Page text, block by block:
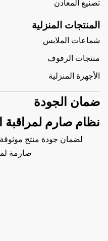
تصنيع المعادن
المنتجات المنزلية
شماعات الملابس
منتجات الرفوف
الأجهزة المنزلية
ضمان الجودة
نظام صارم لمراقبة
صارمة